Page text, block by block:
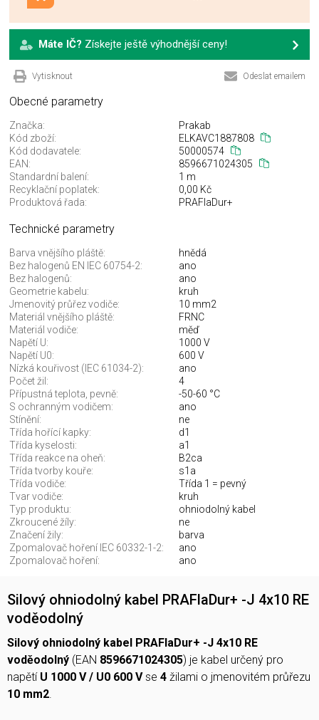
Máte IČ? Získejte ještě výhodnější ceny!
Vytisknout Odeslat emailem
Obecné parametry
Značka:
Prakab
Kód zboží:
ELKAVC1887808
Kód dodavatele:
50000574
EAN:
8596671024305
Standardní balení:
1 m
Recyklační poplatek:
0,00 Kč
Produktová řada:
PRAFlaDur+
Technické parametry
Barva vnějšího pláště:
hnědá
Bez halogenů EN IEC 60754-2:
ano
Bez halogenů:
ano
Geometrie kabelu:
kruh
Jmenovitý průřez vodiče:
10 mm2
Materiál vnějšího pláště:
FRNC
Materiál vodiče:
měď
Napětí U:
1000 V
Napětí U0:
600 V
Nízká kouřivost (IEC 61034-2):
ano
Počet žil:
4
Přípustná teplota, pevně:
-50-60 °C
S ochranným vodičem:
ano
Stínění:
ne
Třída hořící kapky:
d1
Třída kyselosti:
a1
Třída reakce na oheň:
B2ca
Třída tvorby kouře:
s1a
Třída vodiče:
Třída 1 = pevný
Tvar vodiče:
kruh
Typ produktu:
ohniodolný kabel
Zkroucené žíly:
ne
Značení žily:
barva
Zpomalovač hoření IEC 60332-1-2:
ano
Zpomalovač hoření:
ano
Silový ohniodolný kabel PRAFlaDur+ -J 4x10 RE
voděodolný
Silový ohniodolný kabel PRAFlaDur+ -J 4x10 RE
voděodolný (EAN 8596671024305) je kabel určený pro
napětí U 1000 V / U0 600 Vse 4 žilami o jmenovitém průřezu
10 mm2.